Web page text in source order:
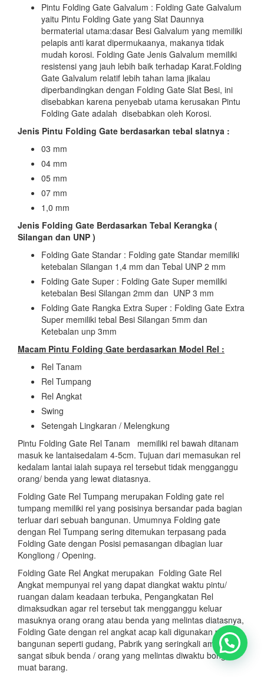
Pintu Folding Gate Galvalum : Folding Gate Galvalum
yaitu Pintu Folding Gate yang Slat Daunnya
bermaterial utama:dasar Besi Galvalum yang memiliki
pelapis anti karat dipermukaanya, makanya tidak
mudah korosi. Folding Gate Jenis Galvalum memiliki
resistensi yang jauh lebih baik terhadap Karat.Folding
Gate Galvalum relatif lebih tahan lama jikalau
diperbandingkan dengan Folding Gate Slat Besi, ini
disebabkan karena penyebab utama kerusakan Pintu
Folding Gate adalah disebabkan oleh Korosi.
Jenis Pintu Folding Gate berdasarkan tebal slatnya :
03 mm
04 mm
05 mm
07 mm
1,0 mm
Jenis Folding Gate Berdasarkan Tebal Kerangka (
Silangan dan UNP )
Folding Gate Standar : Folding gate Standar memiliki
ketebalan Silangan 1,4 mm dan Tebal UNP 2 mm
Folding Gate Super : Folding Gate Super memiliki
ketebalan Besi Silangan 2mm dan UNP 3 mm
Folding Gate Rangka Extra Super : Folding Gate Extra
Super memiliki tebal Besi Silangan 5mm dan
Ketebalan unp 3mm
Macam Pintu Folding Gate berdasarkan Model Rel :
Rel Tanam
Rel Tumpang
Rel Angkat
Swing
Setengah Lingkaran / Melengkung
Pintu Folding Gate Rel Tanam memiliki rel bawah ditanam
masuk ke lantaisedalam 4-5cm. Tujuan dari memasukan rel
kedalam lantai ialah supaya rel tersebut tidak mengganggu
orang/ benda yang lewat diatasnya.
Folding Gate Rel Tumpang merupakan Folding gate rel
tumpang memiliki rel yang posisinya bersandar pada bagian
terluar dari sebuah bangunan. Umumnya Folding gate
dengan Rel Tumpang sering ditemukan terpasang pada
Folding Gate dengan Posisi pemasangan dibagian luar
Kongliong / Opening.
Folding Gate Rel Angkat merupakan Folding Gate Rel
Angkat mempunyai rel yang dapat diangkat waktu pintu/
ruangan dalam keadaan terbuka, Pengangkatan Rel
dimaksudkan agar rel tersebut tak mengganggu keluar
masuknya orang orang atau benda yang melintas diatasnya,
Folding Gate dengan rel angkat acap kali digunakan pada
bangunan seperti gudang, Pabrik yang seringkali amat
sangat sibuk benda / orang yang melintas diwaktu bongkar
muat barang.